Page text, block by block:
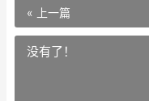
« 上一篇
没有了！